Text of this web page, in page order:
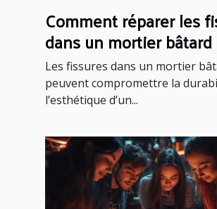
Comment réparer les
dans un mortier bâtard
méthodes et conseils
Les fissures dans un mortier
peuvent compromettre la
l’esthétique d’un...